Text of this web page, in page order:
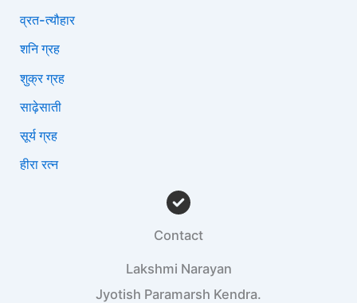
व्रत-त्यौहार
शनि ग्रह
शुक्र ग्रह
साढ़ेसाती
सूर्य ग्रह
हीरा रत्न
Contact
Lakshmi Narayan
Jyotish Paramarsh Kendra.